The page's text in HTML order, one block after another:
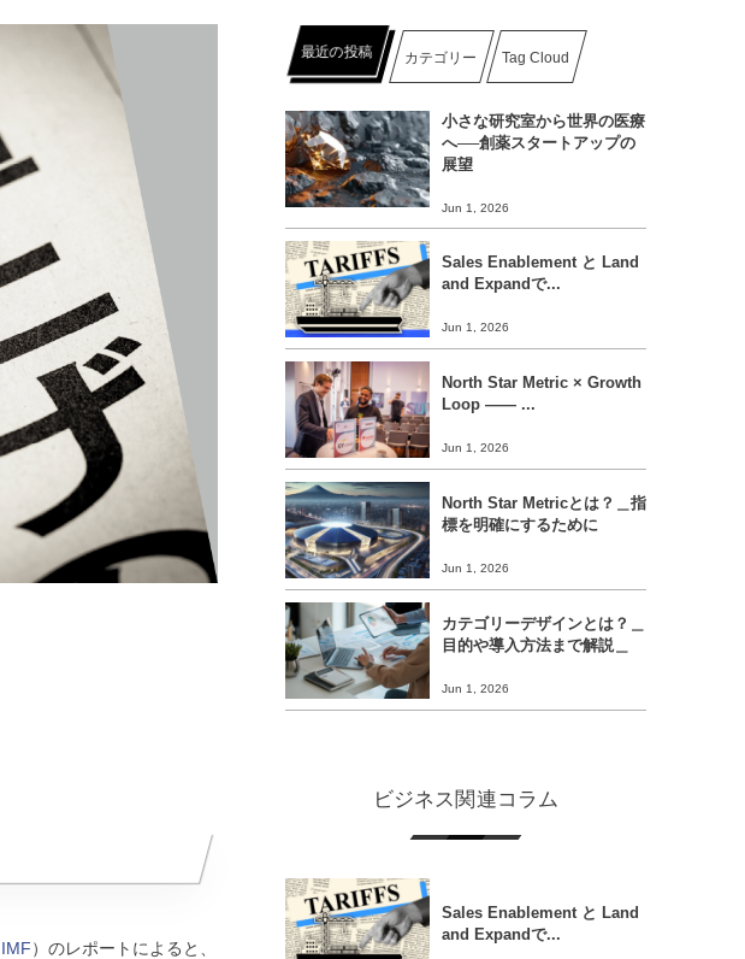
IMF）のレポートによると、
最近の投稿 カテゴリー Tag Cloud
小さな研究室から世界の医療
へ──創薬スタートアップの
展望
Jun 1, 2026
Sales Enablement と Land
and Expandで...
Jun 1, 2026
North Star Metric × Growth
Loop ―― ...
Jun 1, 2026
North Star Metricとは？＿指
標を明確にするために
Jun 1, 2026
カテゴリーデザインとは？＿
目的や導入方法まで解説＿
Jun 1, 2026
ビジネス関連コラム
Sales Enablement と Land
and Expandで...